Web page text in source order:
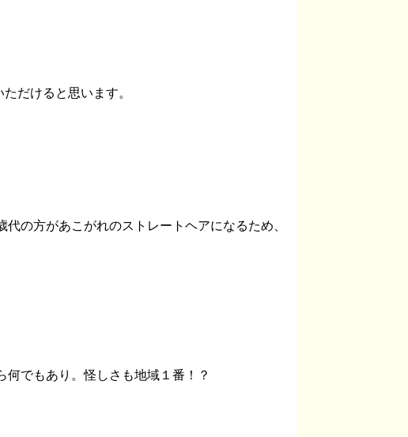
だけると思います。
の方があこがれのストレートヘアになるため、
でもあり。怪しさも地域１番！？